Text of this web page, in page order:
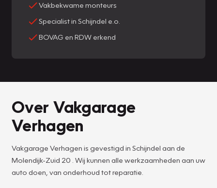
Vakbekwame monteurs
Specialist in Schijndel e.o.
BOVAG en RDW erkend
Over Vakgarage
Verhagen
Vakgarage Verhagen is gevestigd in Schijndel aan de
Molendijk-Zuid 20 . Wij kunnen alle werkzaamheden aan uw
auto doen, van onderhoud tot reparatie.